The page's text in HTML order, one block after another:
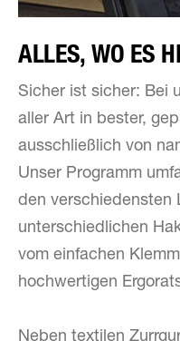
ALLES, WO ES
Sicher ist sicher: Bei
aller Art in bester,
ausschließlich von
Unser Programm
den verschiedensten
unterschiedlichen
vom einfachen
hochwertigen
Neben textilen